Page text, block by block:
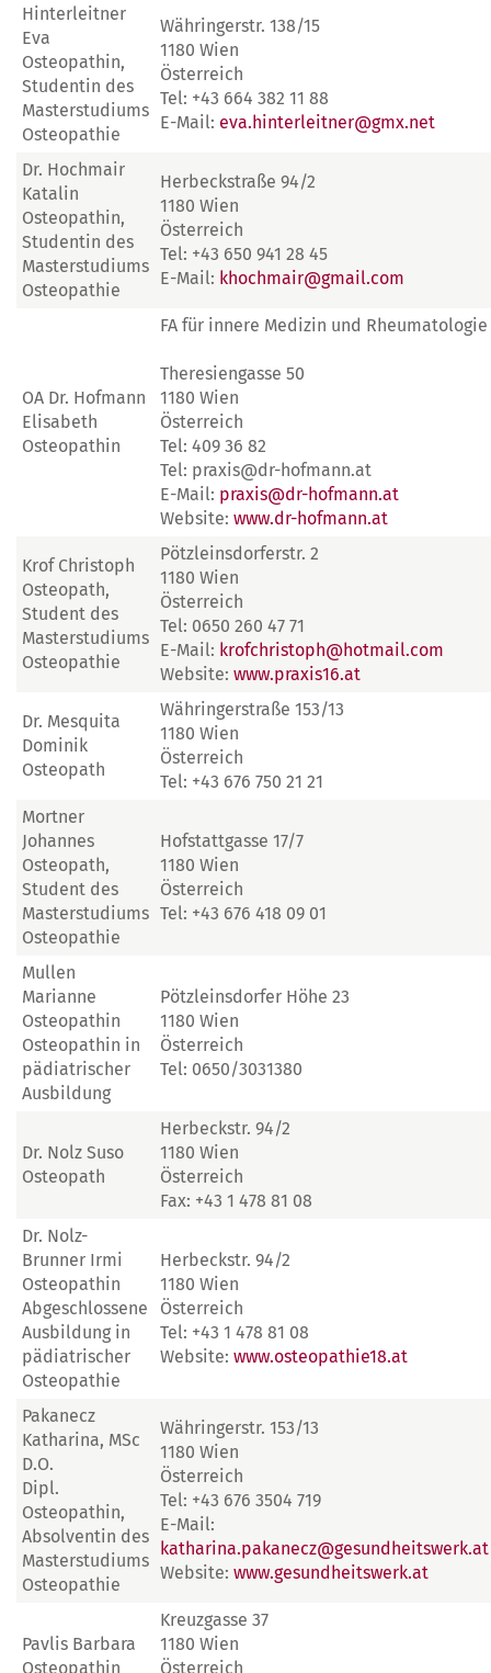
Hinterleitner
Eva
Osteopathin,
Studentin des
Masterstudiums
Osteopathie
Währingerstr. 138/15
1180 Wien
Österreich
Tel: +43 664 382 11 88
E-Mail: eva.hinterleitner@gmx.net
Dr. Hochmair
Katalin
Osteopathin,
Studentin des
Masterstudiums
Osteopathie
Herbeckstraße 94/2
1180 Wien
Österreich
Tel: +43 650 941 28 45
E-Mail: khochmair@gmail.com
OA Dr. Hofmann
Elisabeth
Osteopathin
FA für innere Medizin und Rheumatologie
Theresiengasse 50
1180 Wien
Österreich
Tel: 409 36 82
Tel: praxis@dr-hofmann.at
E-Mail: praxis@dr-hofmann.at
Website: www.dr-hofmann.at
Krof Christoph
Osteopath,
Student des
Masterstudiums
Osteopathie
Pötzleinsdorferstr. 2
1180 Wien
Österreich
Tel: 0650 260 47 71
E-Mail: krofchristoph@hotmail.com
Website: www.praxis16.at
Dr. Mesquita
Dominik
Osteopath
Währingerstraße 153/13
1180 Wien
Österreich
Tel: +43 676 750 21 21
Mortner
Johannes
Osteopath,
Student des
Masterstudiums
Osteopathie
Hofstattgasse 17/7
1180 Wien
Österreich
Tel: +43 676 418 09 01
Mullen
Marianne
Osteopathin
Osteopathin in
pädiatrischer
Ausbildung
Pötzleinsdorfer Höhe 23
1180 Wien
Österreich
Tel: 0650/3031380
Dr. Nolz Suso
Osteopath
Herbeckstr. 94/2
1180 Wien
Österreich
Fax: +43 1 478 81 08
Dr. Nolz-
Brunner Irmi
Osteopathin
Abgeschlossene
Ausbildung in
pädiatrischer
Osteopathie
Herbeckstr. 94/2
1180 Wien
Österreich
Tel: +43 1 478 81 08
Website: www.osteopathie18.at
Pakanecz
Katharina, MSc
D.O.
Dipl.
Osteopathin,
Absolventin des
Masterstudiums
Osteopathie
Währingerstr. 153/13
1180 Wien
Österreich
Tel: +43 676 3504 719
E-Mail:
katharina.pakanecz@gesundheitswerk.at
Website: www.gesundheitswerk.at
Pavlis Barbara
Osteopathin
Kreuzgasse 37
1180 Wien
Österreich